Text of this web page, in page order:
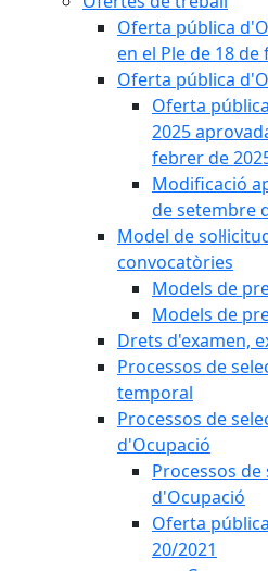
Oferta pública
en el Ple de 18
Oferta pública
Oferta
2025
febrer de
Modificació
de setembre
Model de
convocatòries
Models de
Models de
Drets d'examen,
Processos de
temporal
Processos de
d'Ocupació
Processos
d'Ocupació
Oferta
20/2021